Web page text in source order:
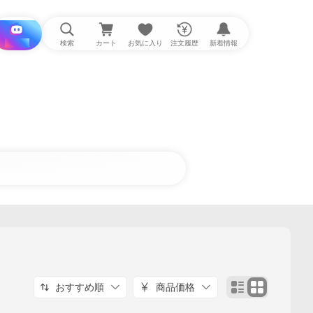
i と探す 検索 カート お気に入り 注文履歴 新着情報
おすすめ順 商品価格